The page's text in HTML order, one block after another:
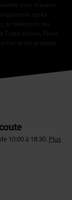
avec d'autres
après
la billetterie, les
Toten Hosen, Feine
et les produits
10:00 à 18:30. Plus